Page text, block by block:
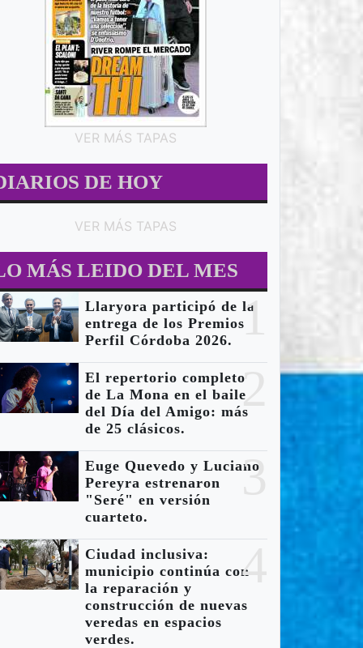
restauración.
VER MÁS TAPAS
DE HOY
VER MÁS TAPAS
MÁS LEIDO DEL MES
1
Llaryora participó de la
entrega de los Premios
Perfil Córdoba 2026.
2
El repertorio completo
de La Mona en el baile
del Día del Amigo: más
de 25 clásicos.
3
Euge Quevedo y Luciano
Pereyra estrenaron
"Seré" en versión
cuarteto.
4
Ciudad inclusiva:
municipio continúa con
la reparación y
construcción de nuevas
veredas en espacios
verdes.